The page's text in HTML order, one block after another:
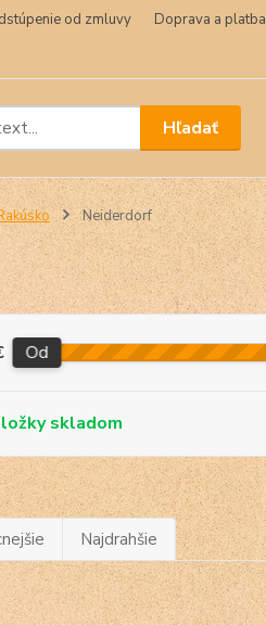
od zmluvy Doprava a platba
Hľadať
Neiderdorf
Od
skladom
Najdrahšie